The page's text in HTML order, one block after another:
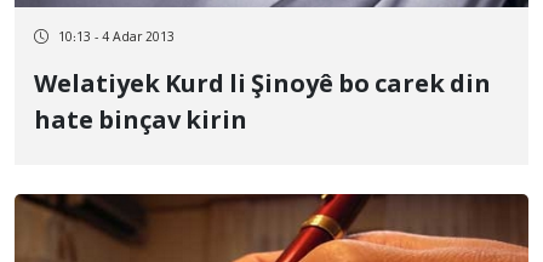
10:13 - 4 Adar 2013
Welatiyek Kurd li Şinoyê bo carek din
hate binçav kirin